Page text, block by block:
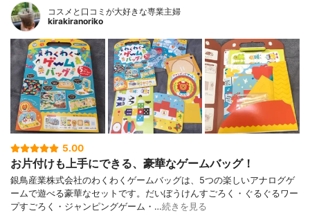
コスメと口コミが大好きな専業主婦
kirakiranoriko
5.00
お片付けも上手にできる、豪華なゲームバッグ！
銀鳥産業株式会社のわくわくゲームバッグは、5つの楽しいアナログゲ
ームで遊べる豪華なセットです。だいぼうけんすごろく・ぐるぐるワー
プすごろく・ジャンピングゲーム・…続きを見る